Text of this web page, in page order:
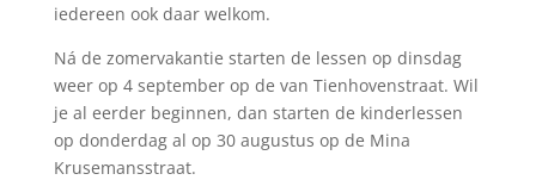
iedereen ook daar welkom.
Ná de zomervakantie starten de lessen op dinsdag
weer op 4 september op de van Tienhovenstraat. Wil
je al eerder beginnen, dan starten de kinderlessen
op donderdag al op 30 augustus op de Mina
Krusemansstraat.